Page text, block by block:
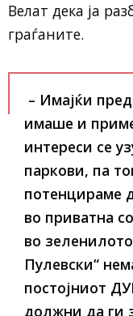
Велат дека ја
граѓаните.
– Имајќи
имаше и
интереси се
паркови, па
потенцираме
во приватна
во
Пулевски“
постојниот
должни да ги